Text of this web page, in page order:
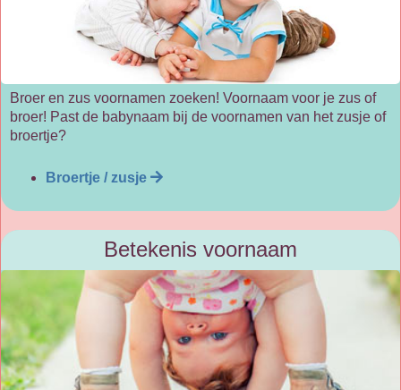
Broer en zus voornamen zoeken! Voornaam voor je zus of
broer! Past de babynaam bij de voornamen van het zusje of
broertje?
Broertje / zusje
Betekenis voornaam